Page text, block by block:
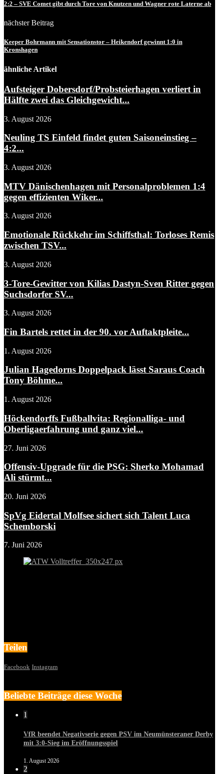
2:2 – SVE Comet gibt durch Tore von Knutzen und Wagner rote Laterne ab
nächster Beitrag
Keeper Bohrmann mit Sensationstor – Heikendorf gewinnt 1:0 in
Kronshagen
ähnliche Artikel
Aufsteiger Dobersdorf/Probsteierhagen verliert in
Hälfte zwei das Gleichgewicht...
3. August 2026
Neuling TS Einfeld findet guten Saisoneinstieg –
4:2...
3. August 2026
MTV Dänischenhagen mit Personalproblemen 1:4
gegen effizienten Wiker...
3. August 2026
Emotionale Rückkehr im Schiffsthal: Torloses Remis
zwischen TSV...
3. August 2026
3-Tore-Gewitter von Kilias Dastyn-Sven Ritter gegen
Suchsdorfer SV...
3. August 2026
Fin Bartels rettet in der 90. vor Auftaktpleite...
1. August 2026
Julian Hagedorns Doppelpack lässt Saraus Coach
Tony Böhme...
1. August 2026
Höckendorffs Fußballvita: Regionalliga- und
Oberligaerfahrung und ganz viel...
27. Juni 2026
Offensiv-Upgrade für die PSG: Sherko Mohamad
Ali stürmt...
20. Juni 2026
SpVg Eidertal Molfsee sichert sich Talent Luca
Schemborski
7. Juni 2026
Teilen
Facebook Instagram
Beliebte Beiträge diese Woche
1
VfR beendet Negativserie gegen PSV im Neumünsteraner Derby
mit 3:0-Sieg im Eröffnungsspiel
1. August 2026
2